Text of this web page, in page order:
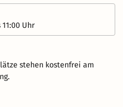
Uhr
stehen kostenfrei am